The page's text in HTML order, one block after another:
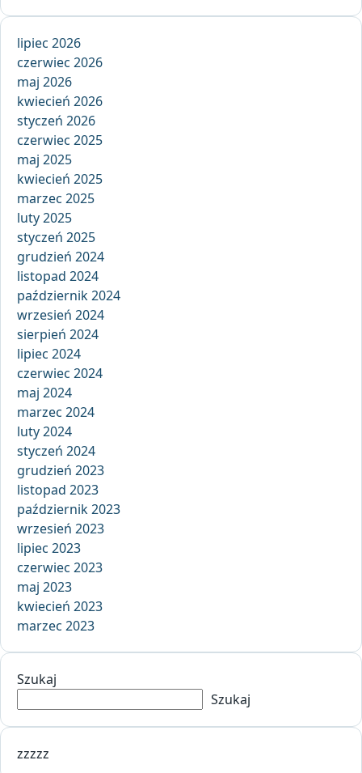
lipiec 2026
czerwiec 2026
maj 2026
kwiecień 2026
styczeń 2026
czerwiec 2025
maj 2025
kwiecień 2025
marzec 2025
luty 2025
styczeń 2025
grudzień 2024
listopad 2024
październik 2024
wrzesień 2024
sierpień 2024
lipiec 2024
czerwiec 2024
maj 2024
marzec 2024
luty 2024
styczeń 2024
grudzień 2023
listopad 2023
październik 2023
wrzesień 2023
lipiec 2023
czerwiec 2023
maj 2023
kwiecień 2023
marzec 2023
Szukaj
Szukaj
zzzzz